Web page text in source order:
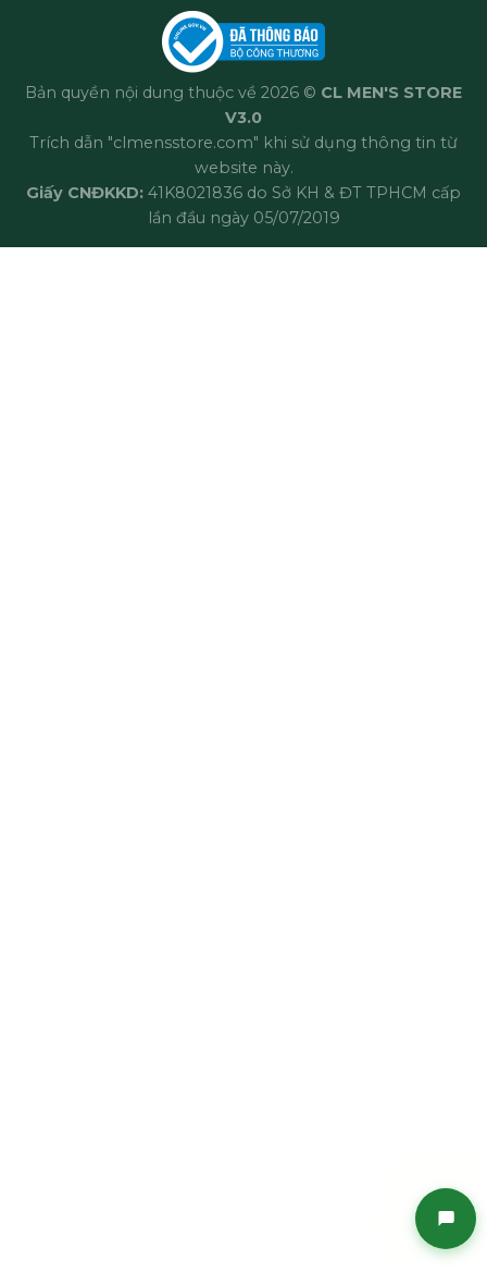
Bản quyền nội dung thuộc về 2026 © CL MEN'S STORE
V3.0
Trích dẫn "clmensstore.com" khi sử dụng thông tin từ
website này.
Giấy CNĐKKD: 41K8021836 do Sở KH & ĐT TPHCM cấp
lần đầu ngày 05/07/2019